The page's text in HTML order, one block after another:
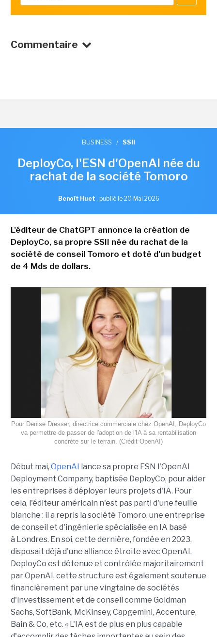
Commentaire
BUSINESS / SSII
DeployCo, l'ESN d'OpenAI née du
rachat de la société Tomoro
Benoît Huet , publié le 20 Mai 2026
L'éditeur de ChatGPT annonce la création de
DeployCo, sa propre SSII née du rachat de la
société de conseil Tomoro et doté d'un budget
de 4 Mds de dollars.
Pour Denise Dresser, directrice commerciale chez OpenAI, DeployCo
va permettre de passer de l'adoption de l'IA à sa rentabilisation
concrète sur le terrain. (Crédit OpenAI)
Début mai, OpenAI lance sa propre ESN l'OpenAI
Deployment Company, baptisée DeployCo, pour aider
les entreprises à déployer leurs projets d'IA. Pour
cela, l'éditeur américain n'est pas parti d'une feuille
blanche : il a repris la société Tomoro, une entreprise
de conseil et d'ingénierie spécialisée en IA basé
à Londres. En soi, cette dernière, fondée en 2023,
disposait déjà d'une alliance étroite avec OpenAI.
DeployCo est détenue et contrôlée majoritairement
par OpenAI, cette structure est également soutenue
financièrement par une vingtaine de sociétés
d'investissement et de conseil comme Goldman
Sachs, SoftBank, McKinsey, Capgemini, Accenture,
Bain & Co, etc. « L'IA est de plus en plus capable